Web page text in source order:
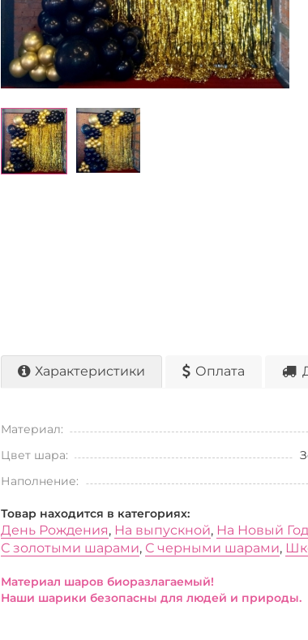
Характеристики Оплата
Материал:
Цвет шара:
Наполнение:
Товар находится в категориях:
День Рождения, На выпускной, На Новый Год
С золотыми шарами, С черными шарами,
Материал шаров биоразлагаемый!
Наши шарики безопасны для людей и природы.